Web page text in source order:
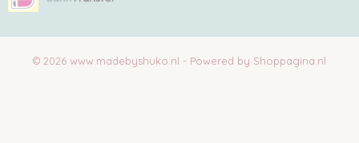
© 2026 www.madebyshuko.nl - Powered by Shoppagina.nl